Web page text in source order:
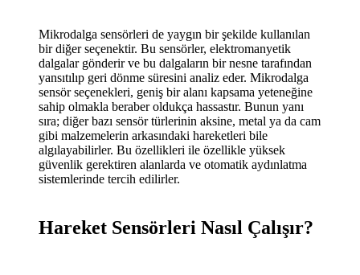
Mikrodalga sensörleri de yaygın bir şekilde kullanılan
bir diğer seçenektir. Bu sensörler, elektromanyetik
dalgalar gönderir ve bu dalgaların bir nesne tarafından
yansıtılıp geri dönme süresini analiz eder. Mikrodalga
sensör seçenekleri, geniş bir alanı kapsama yeteneğine
sahip olmakla beraber oldukça hassastır. Bunun yanı
sıra; diğer bazı sensör türlerinin aksine, metal ya da cam
gibi malzemelerin arkasındaki hareketleri bile
algılayabilirler. Bu özellikleri ile özellikle yüksek
güvenlik gerektiren alanlarda ve otomatik aydınlatma
sistemlerinde tercih edilirler.
Hareket Sensörleri Nasıl Çalışır?